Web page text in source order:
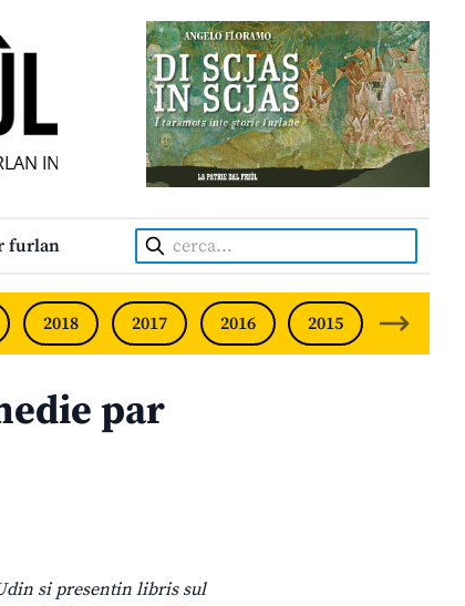
INDIPENDENT • INDEPENDENT FRIULIAN MONTHLY
furlan Cerca:
2018 2017 2016 2015 2014
par
si presentin libris sul